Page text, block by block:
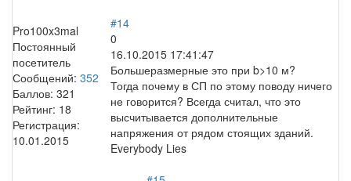
Pro100x3mal
Постоянный
посетитель
Сообщений: 352
Баллов: 321
Рейтинг: 18
Регистрация:
10.01.2015
#14
0
16.10.2015 17:41:47
Большеразмерные это при b>10 м?
Тогда почему в СП по этому поводу ничего
не говорится? Всегда считал, что это
высчитывается дополнительные
напряжения от рядом стоящих зданий.
Everybody Lies